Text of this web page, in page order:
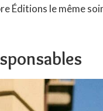
Éditions le même